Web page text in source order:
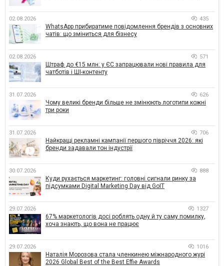
02.08.2026 435
WhatsApp прибиратиме повідомлення брендів з основних
чатів: що зміниться для бізнесу
02.08.2026 571
Штраф до €15 млн: у ЄС запрацювали нові правила для
чатботів і ШІ-контенту
31.07.2026 626
Чому великі бренди більше не змінюють логотипи кожні
три роки
31.07.2026 706
Найкращі рекламні кампанії першого півріччя 2026: які
бренди задавали тон індустрії
30.07.2026 888
Куди рухається маркетинг: головні сигнали ринку за
підсумками Digital Marketing Day від GoIT
29.07.2026 1327
67% маркетологів досі роблять одну й ту саму помилку,
хоча знають, що вона не працює
29.07.2026 1016
Наталія Морозова стала членкинею міжнародного журі
2026 Global Best of the Best Effie Awards